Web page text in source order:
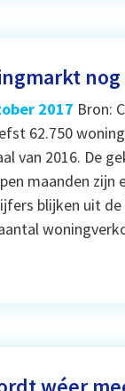
2017 Bron:
62.750
van 2016. De
maanden zijn
blijken uit